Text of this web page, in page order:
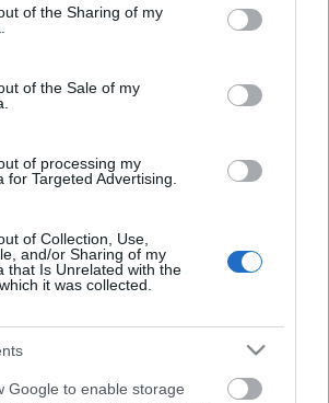
or usage behaviour. You may click to
to Google and its third-party tags to
specified purposes in below Google
of the Sharing of my
of the Sale of my
of processing my
for Targeted Advertising.
of Collection, Use,
and/or Sharing of my
that Is Unrelated with the
it was collected.
Google to enable storage
International minden év
megrendezésre kerülő
fesztivál. 2003 óta - amikor is az
Színházak Szövetsége
az Alternatív Színházi Szemlét -
egy helyen, egy időben kerül
Szegedre költöztetett szemle új
és versenyprogramja is
az előválogató zsűri csak az
alternatív színházi,
hívja meg. Így Szegeden egy
szabású, színesebb fesztivál
melynek a tavalyi év